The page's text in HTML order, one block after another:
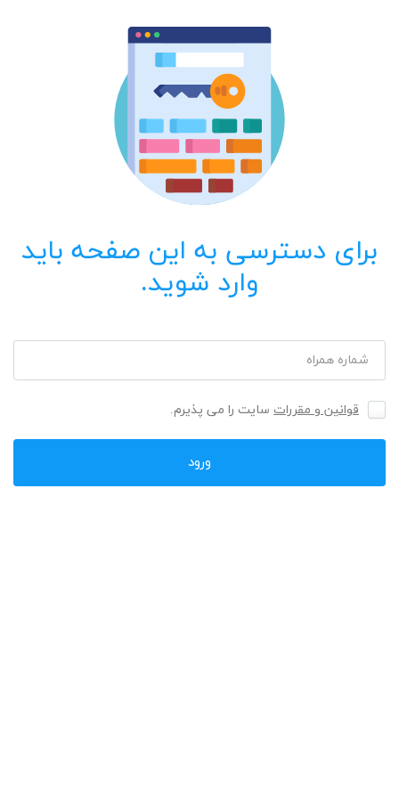
برای دسترسی به این صفحه باید
وارد شوید.
شماره همراه
قوانین و مقررات سایت را می پذیرم.